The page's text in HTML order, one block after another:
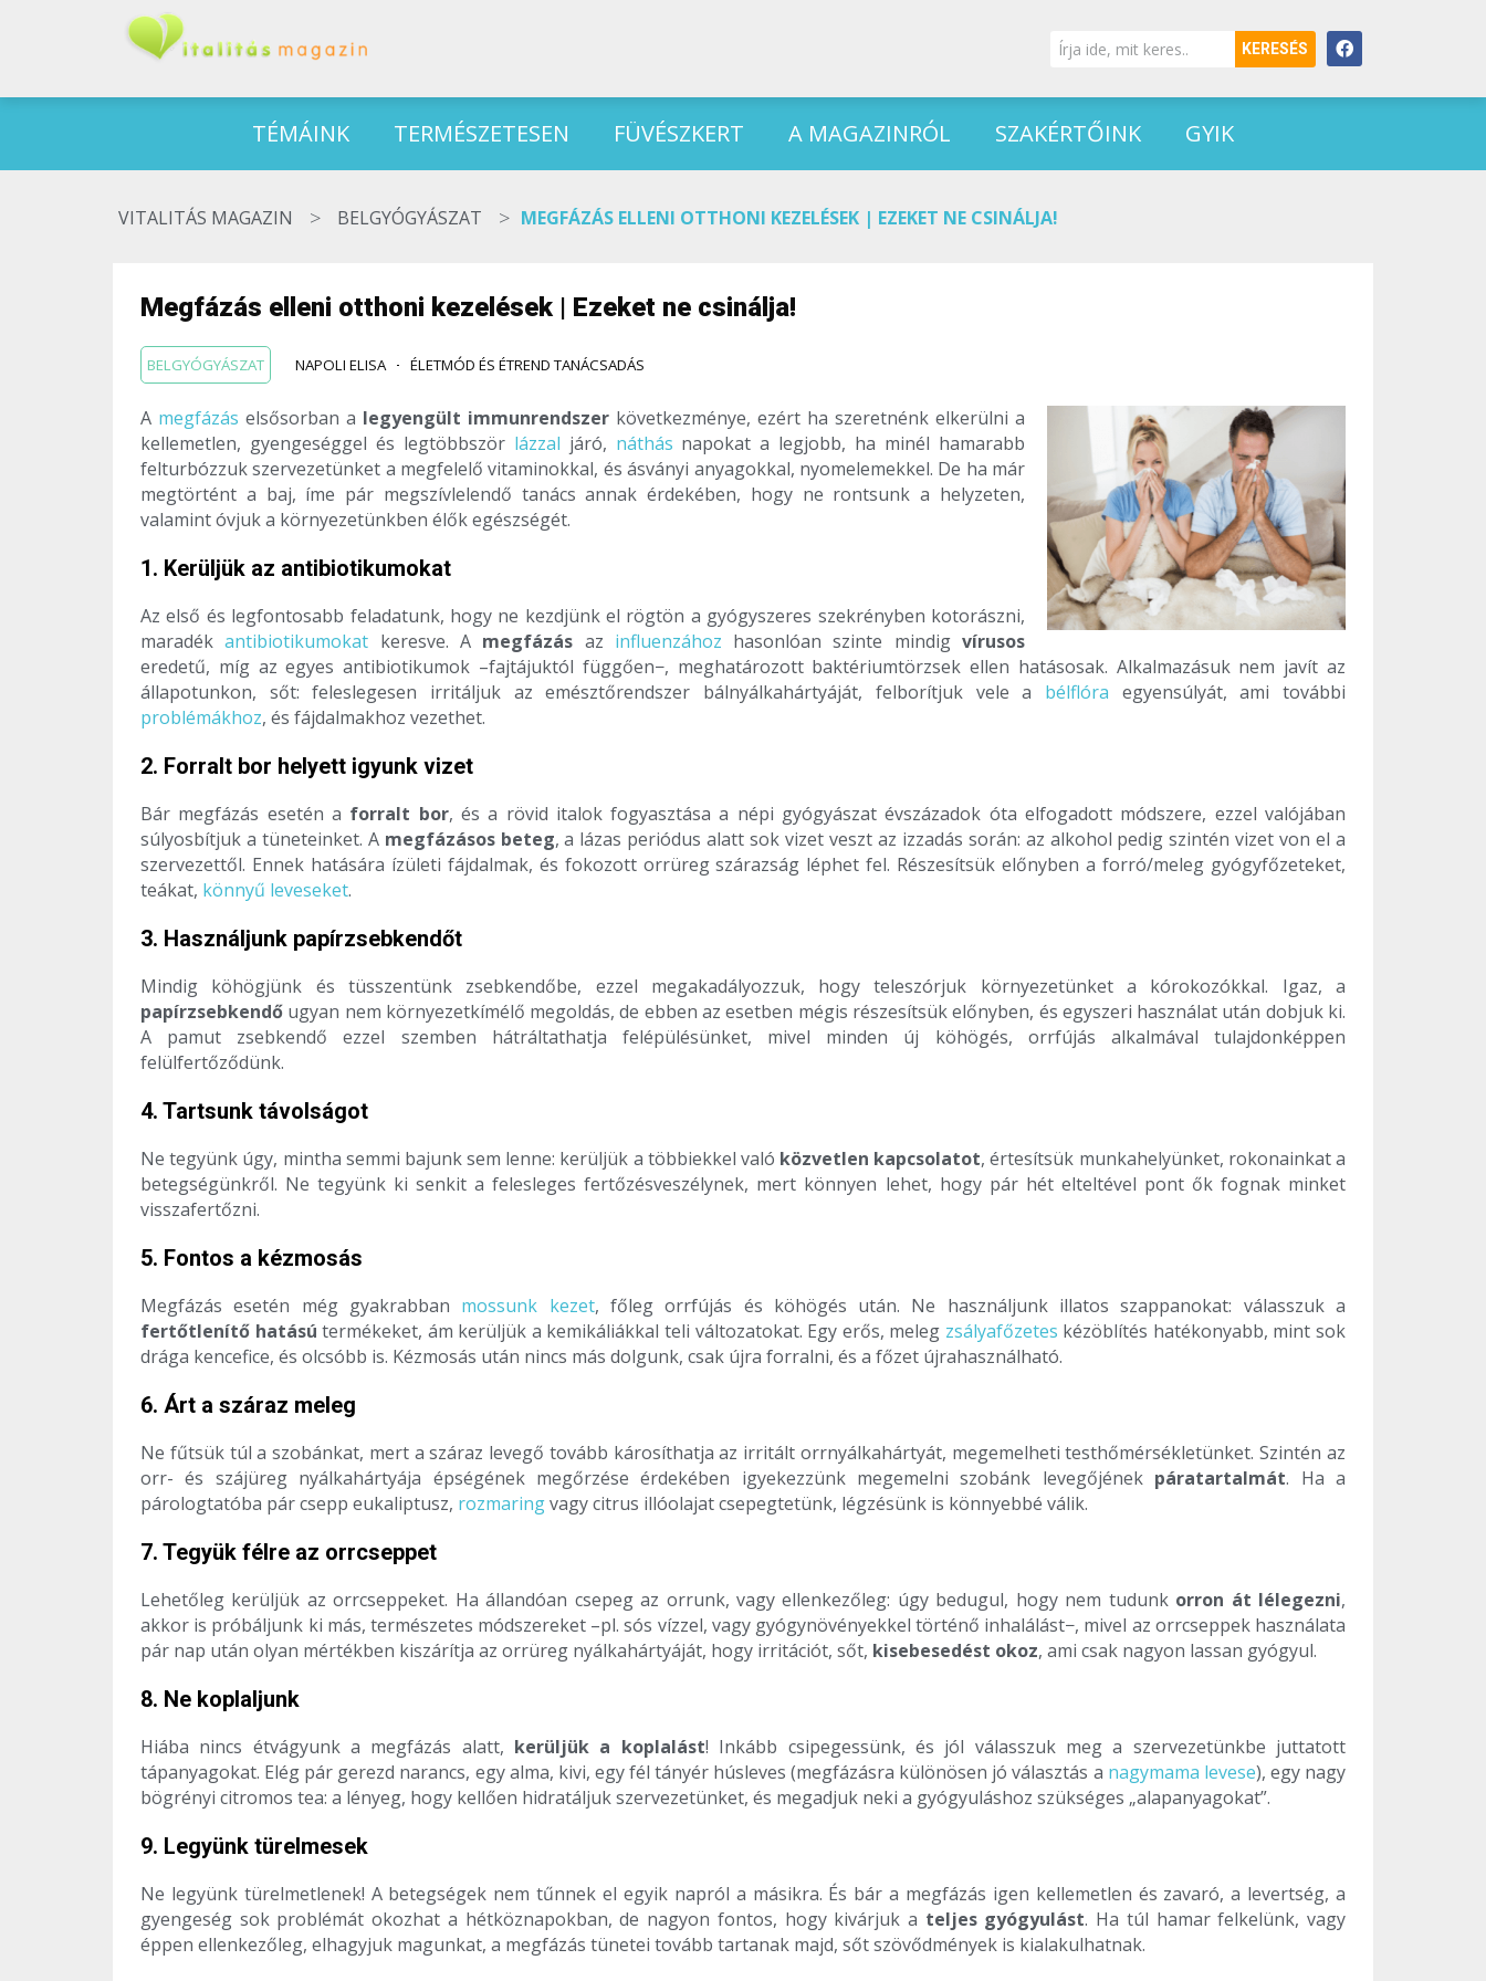
KERESÉS
TÉMÁINK TERMÉSZETESEN FÜVÉSZKERT A MAGAZINRÓL SZAKÉRTŐINK GYIK
VITALITÁS MAGAZIN > BELGYÓGYÁSZAT > MEGFÁZÁS ELLENI OTTHONI KEZELÉSEK | EZEKET NE CSINÁLJA!
Megfázás elleni otthoni kezelések | Ezeket ne csinálja!
BELGYÓGYÁSZAT NAPOLI ELISA ÉLETMÓD ÉS ÉTREND TANÁCSADÁS
A megfázás elsősorban a legyengült immunrendszer következménye, ezért ha szeretnénk elkerülni a
kellemetlen, gyengeséggel és legtöbbször lázzal járó, náthás napokat a legjobb, ha minél hamarabb
felturbózzuk szervezetünket a megfelelő vitaminokkal, és ásványi anyagokkal, nyomelemekkel. De ha már
megtörtént a baj, íme pár megszívlelendő tanács annak érdekében, hogy ne rontsunk a helyzeten,
valamint óvjuk a környezetünkben élők egészségét.
1. Kerüljük az antibiotikumokat
Az első és legfontosabb feladatunk, hogy ne kezdjünk el rögtön a gyógyszeres szekrényben kotorászni,
maradékantibiotikumokat keresve. A megfázás az influenzához hasonlóan szinte mindigvírusos
eredetű, míg az egyes antibiotikumok –fajtájuktól függően−, meghatározott baktériumtörzsek ellen hatásosak. Alkalmazásuk nem javít az
állapotunkon, sőt: feleslegesen irritáljuk az emésztőrendszer bálnyálkahártyáját, felborítjuk vele a bélflóra egyensúlyát, ami további
problémákhoz, és fájdalmakhoz vezethet.
2. Forralt bor helyett igyunk vizet
Bár megfázás esetén a forralt bor, és a rövid italok fogyasztása a népi gyógyászat évszázadok óta elfogadott módszere, ezzel valójában
súlyosbítjuk a tüneteinket. A megfázásos beteg, a lázas periódus alatt sok vizet veszt az izzadás során: az alkohol pedig szintén vizet von el a
szervezettől. Ennek hatására ízületi fájdalmak, és fokozott orrüreg szárazság léphet fel. Részesítsük előnyben a forró/meleg gyógyfőzeteket,
teákat, könnyű leveseket.
3. Használjunk papírzsebkendőt
Mindig köhögjünk és tüsszentünk zsebkendőbe, ezzel megakadályozzuk, hogy teleszórjuk környezetünket a kórokozókkal. Igaz, a
papírzsebkendő ugyan nem környezetkímélő megoldás, de ebben az esetben mégis részesítsük előnyben, és egyszeri használat után dobjuk ki.
A pamut zsebkendő ezzel szemben hátráltathatja felépülésünket, mivel minden új köhögés, orrfújás alkalmával tulajdonképpen
felülfertőződünk.
4. Tartsunk távolságot
Ne tegyünk úgy, mintha semmi bajunk sem lenne: kerüljük a többiekkel való közvetlen kapcsolatot, értesítsük munkahelyünket, rokonainkat a
betegségünkről. Ne tegyünk ki senkit a felesleges fertőzésveszélynek, mert könnyen lehet, hogy pár hét elteltével pont ők fognak minket
visszafertőzni.
5. Fontos a kézmosás
Megfázás esetén még gyakrabban mossunk kezet, főleg orrfújás és köhögés után. Ne használjunk illatos szappanokat: válasszuk a
fertőtlenítő hatású termékeket, ám kerüljük a kemikáliákkal teli változatokat. Egy erős, meleg zsályafőzetes kézöblítés hatékonyabb, mint sok
drága kencefice, és olcsóbb is. Kézmosás után nincs más dolgunk, csak újra forralni, és a főzet újrahasználható.
6. Árt a száraz meleg
Ne fűtsük túl a szobánkat, mert a száraz levegő tovább károsíthatja az irritált orrnyálkahártyát, megemelheti testhőmérsékletünket. Szintén az
orr- és szájüreg nyálkahártyája épségének megőrzése érdekében igyekezzünk megemelni szobánk levegőjének páratartalmát. Ha a
párologtatóba pár csepp eukaliptusz, rozmaringvagy citrus illóolajat csepegtetünk, légzésünk is könnyebbé válik.
7. Tegyük félre az orrcseppet
Lehetőleg kerüljük az orrcseppeket. Ha állandóan csepeg az orrunk, vagy ellenkezőleg: úgy bedugul, hogy nem tudunk orron át lélegezni,
akkor is próbáljunk ki más, természetes módszereket –pl. sós vízzel, vagy gyógynövényekkel történő inhalálást−, mivel az orrcseppek használata
pár nap után olyan mértékben kiszárítja az orrüreg nyálkahártyáját, hogy irritációt, sőt, kisebesedést okoz, ami csak nagyon lassan gyógyul.
8. Ne koplaljunk
Hiába nincs étvágyunk a megfázás alatt, kerüljük a koplalást! Inkább csipegessünk, és jól válasszuk meg a szervezetünkbe juttatott
tápanyagokat. Elég pár gerezd narancs, egy alma, kivi, egy fél tányér húsleves (megfázásra különösen jó választás a nagymama levese), egy nagy
bögrényi citromos tea: a lényeg, hogy kellően hidratáljuk szervezetünket, és megadjuk neki a gyógyuláshoz szükséges „alapanyagokat”.
9. Legyünk türelmesek
Ne legyünk türelmetlenek! A betegségek nem tűnnek el egyik napról a másikra. És bár a megfázás igen kellemetlen és zavaró, a levertség, a
gyengeség sok problémát okozhat a hétköznapokban, de nagyon fontos, hogy kivárjuk a teljes gyógyulást. Ha túl hamar felkelünk, vagy
éppen ellenkezőleg, elhagyjuk magunkat, a megfázás tünetei tovább tartanak majd, sőt szövődmények is kialakulhatnak.